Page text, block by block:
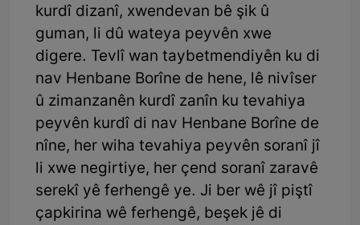
kurdî dizanî, xwendevan bê şik û
guman, li dû wateya peyvên xwe
digere. Tevlî wan taybetmendiyên ku di
nav Henbane Borîne de hene, lê nivîser
û zimanzanên kurdî zanîn ku tevahiya
peyvên kurdî di nav Henbane Borîne de
nîne, her wiha tevahiya peyvên soranî jî
li xwe negirtiye, her çend soranî zaravê
serekî yê ferhengê ye. Ji ber wê jî piştî
çapkirina wê ferhengê, beşek jê di